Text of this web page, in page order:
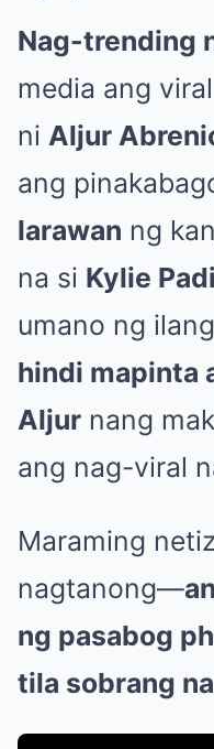
Nag-trending
media ang
ni Aljur
ang
larawan ng
na si Kylie
umano ng
hindi mapinta
Aljur nang
ang nag-viral
Maraming
nagtanong—
ng pasabog
tila sobrang